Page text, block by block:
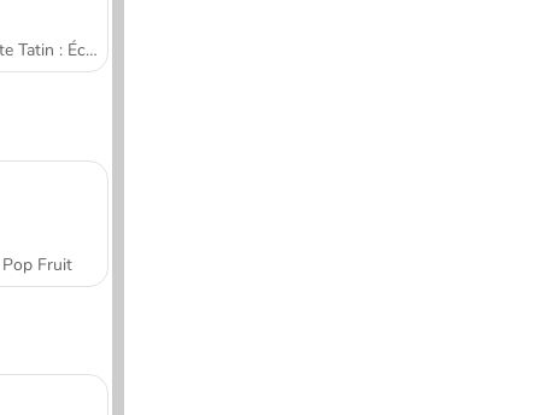
Tarte Tatin : École de cuisine de Sara
Pop Fruit